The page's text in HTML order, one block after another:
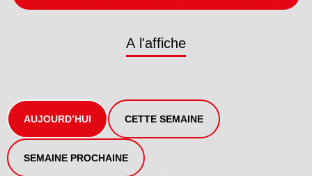
A l'affiche
AUJOURD’HUI CETTE SEMAINE
SEMAINE PROCHAINE